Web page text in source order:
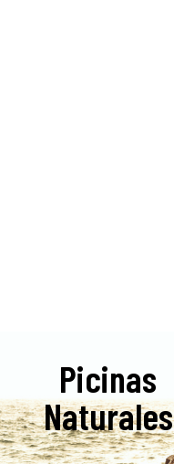
Picinas
Naturales